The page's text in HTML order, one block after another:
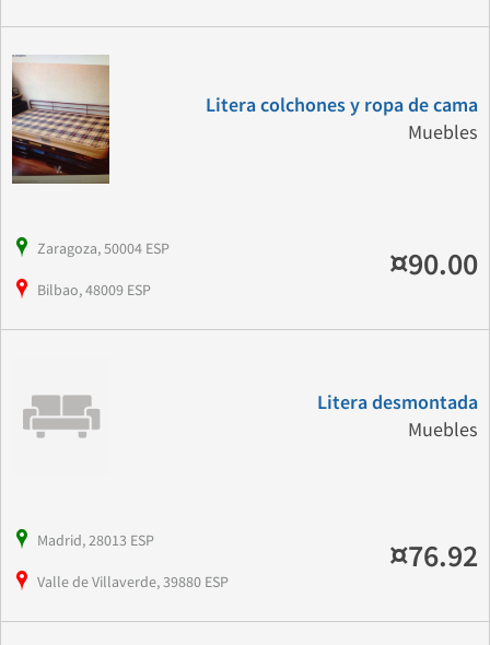
Litera colchones y ropa de cama
Muebles
Zaragoza, 50004 ESP
Bilbao, 48009 ESP
¤90.00
Litera desmontada
Muebles
Madrid, 28013 ESP
Valle de Villaverde, 39880 ESP
¤76.92